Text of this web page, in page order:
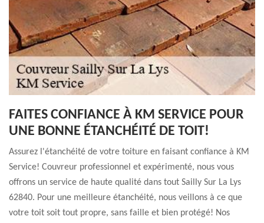
FAITES CONFIANCE À KM SERVICE POUR
UNE BONNE ÉTANCHÉITÉ DE TOIT!
Assurez l'étanchéité de votre toiture en faisant confiance à KM
Service! Couvreur professionnel et expérimenté, nous vous
offrons un service de haute qualité dans tout Sailly Sur La Lys
62840. Pour une meilleure étanchéité, nous veillons à ce que
votre toit soit tout propre, sans faille et bien protégé! Nos